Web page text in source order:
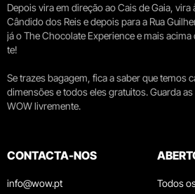
Depois vira em direção ao Cais de Gaia, vira
Cândido dos Reis e depois para a Rua
já o The Chocolate Experience e mais
te!
Se trazes bagagem, fica a saber que temos
dimensões e todos eles gratuitos. Guarda
WOW livremente.
CONTACTA-NOS
info@wow.pt
Todos